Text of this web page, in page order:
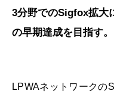
3分野でのSigfox拡大
の早期達成を目指す。
LPWAネットワークの